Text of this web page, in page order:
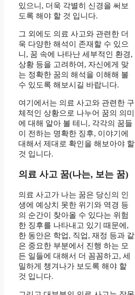
있으니, 더욱 각별히 신경을 써보
도록 해야 할 것 입니다.
그 외에도 의료 사고와 관련한 더
욱 다양한 해석이 존재할 수 있으
니, 꿈 속에 나타난 세부적인 환경,
상황 등을 고려하여, 자신에게 맞
는 정확한 꿈의 해석을 이해해 볼
수 있도록 해보시길 바랍니다.
여기에서는 의료 사고와 관련한 구
체적인 상황으로 나누어 꿈의 의미
에 대해 알아 볼 테니, 각각의 꿈들
이 전하는 명확한 징후, 이야기에
대해서 제대로 확인을 해보아야 할
것 입니다.
의료 사고 꿈(나는, 보는 꿈)
의료 사고가 나는 꿈은 당신의 인
생에 예상치 못한 위기와 역경 등
의 순간이 찾아올 수 있다는 위험
한 징후를 나타내고 있기 때문에,
한 동안은 학업, 직업, 재정 등과 같
은 중요한 부분에서 진행 하는 모
든 일들에 대해서 더 꼼꼼하고, 세
밀하게 챙겨나가 보도록 해야 할
것 입니다.